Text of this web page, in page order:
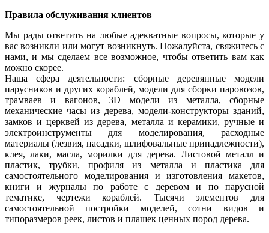
Правила обслуживания клиентов
Мы рады ответить на любые адекватные вопросы, которые у
вас возникли или могут возникнуть. Пожалуйста, свяжитесь с
нами, и мы сделаем все возможное, чтобы ответить вам как
можно скорее.
Наша сфера деятельности: сборные деревянные модели
парусников и других кораблей, модели для сборки паровозов,
трамваев и вагонов, 3D модели из металла, сборные
механические часы из дерева, модели-конструкторы зданий,
замков и церквей из дерева, металла и керамики, ручные и
электроинструменты для моделирования, расходные
материалы (лезвия, насадки, шлифовальные принадлежности),
клея, лаки, масла, морилки для дерева. Листовой металл и
пластик, трубки, профиля из металла и пластика для
самостоятельного моделирования и изготовления макетов,
книги и журналы по работе с деревом и по парусной
тематике, чертежи кораблей. Тысячи элементов для
самостоятельной постройки моделей, сотни видов и
типоразмеров реек, листов и плашек ценных пород дерева.